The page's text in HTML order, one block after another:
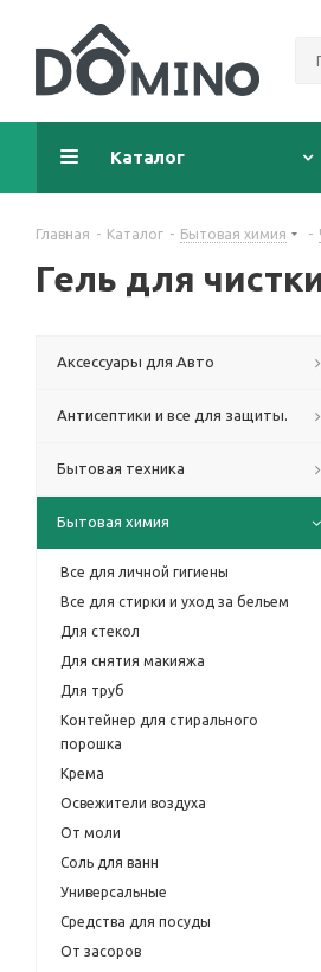
Каталог
Главная - Каталог - Бытовая химия -
Гель для
Аксессуары для Авто
Антисептики и все для защиты.
Бытовая техника
Бытовая химия
Все для личной гигиены
Все для стирки и уход за бельем
Для стекол
Для снятия макияжа
Для труб
Контейнер для стирального
порошка
Крема
Освежители воздуха
От моли
Соль для ванн
Универсальные
Средства для посуды
От засоров